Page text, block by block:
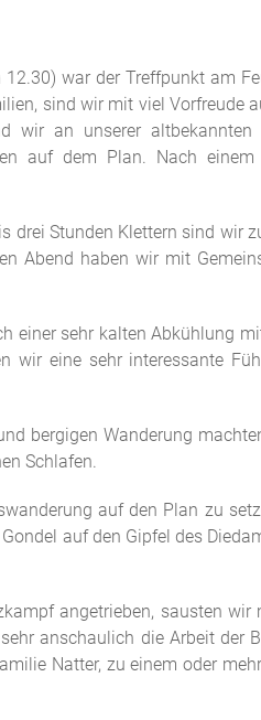
war der Treffpunkt am
sind wir mit viel Vorfreude
wir an unserer
auf dem Plan. Nach einem
drei Stunden Klettern sind wir
Abend haben wir mit
einer sehr kalten Abkühlung
wir eine sehr interessante
bergigen Wanderung
Schlafen.
auf den Plan zu
auf den Gipfel des
angetrieben, sausten wir
anschaulich die Arbeit der
Natter, zu einem oder